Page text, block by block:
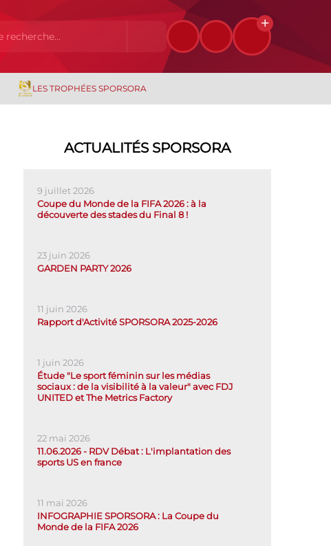
LES TROPHÉES SPORSORA
ACTUALITÉS SPORSORA
9 juillet 2026
Coupe du Monde de la FIFA 2026 : à la
découverte des stades du Final 8 !
23 juin 2026
GARDEN PARTY 2026
11 juin 2026
Rapport d'Activité SPORSORA 2025-2026
1 juin 2026
Étude "Le sport féminin sur les médias
sociaux : de la visibilité à la valeur" avec FDJ
UNITED et The Metrics Factory
22 mai 2026
11.06.2026 - RDV Débat : L'implantation des
sports US en france
11 mai 2026
INFOGRAPHIE SPORSORA : La Coupe du
Monde de la FIFA 2026